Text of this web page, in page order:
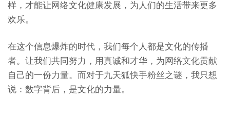
样，才能让网络文化健康发展，为人们的生活带来更多
欢乐。
在这个信息爆炸的时代，我们每个人都是文化的传播
者。让我们共同努力，用真诚和才华，为网络文化贡献
自己的一份力量。而对于九天狐快手粉丝之谜，我只想
说：数字背后，是文化的力量。